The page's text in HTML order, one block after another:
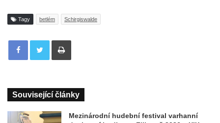
Tagy betlém Schirgiswalde
Tisknout
Související články
Mezinárodní hudební festival varhanní